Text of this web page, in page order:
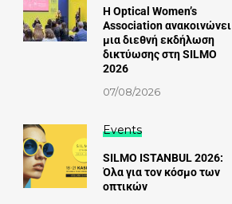
Η Optical Women’s
Association ανακοινώνει
μια διεθνή εκδήλωση
δικτύωσης στη SILMO
2026
07/08/2026
Events
SILMO ISTANBUL 2026:
Όλα για τον κόσμο των
οπτικών